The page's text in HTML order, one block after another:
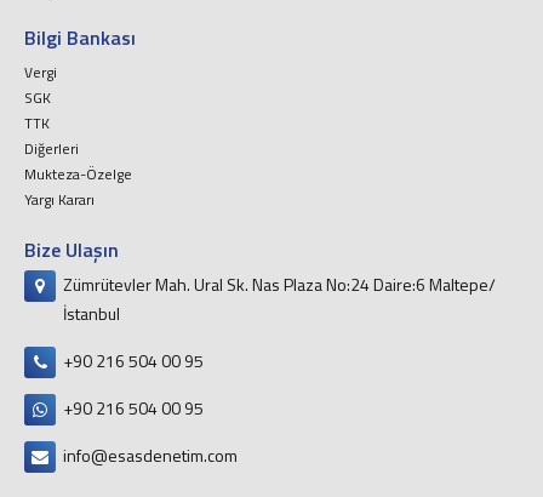
Bilgi Bankası
Vergi
SGK
TTK
Diğerleri
Mukteza-Özelge
Yargı Kararı
Bize Ulaşın
Zümrütevler Mah. Ural Sk. Nas Plaza No:24 Daire:6 Maltepe/
İstanbul
+90 216 504 00 95
+90 216 504 00 95
info@esasdenetim.com